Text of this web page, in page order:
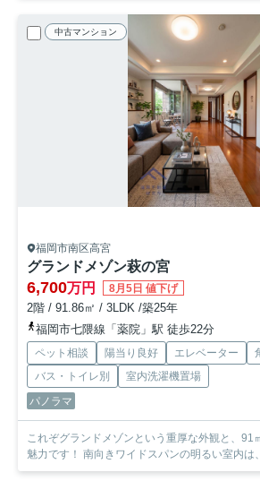
中古マンション
福岡市南区高宮
グランドメゾン萩の宮
6,700万円 8月5日 値下げ
2階 / 91.86㎡ / 3LDK /築25年
福岡市七隈線「薬院」駅 徒歩22分
ペット相談 陽当り良好 エレベーター
バス・トイレ別
室内洗濯機置場
パノラマ
これぞグランドメゾンという重厚な外観と、91
魅力です！ 南向きワイドスパンの明るい室内は